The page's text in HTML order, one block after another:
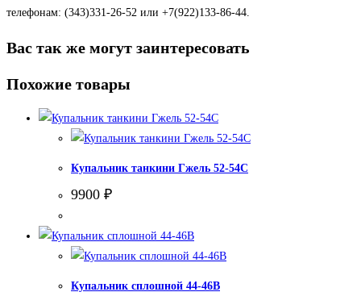
телефонам: (343)331-26-52 или +7(922)133-86-44.
Вас так же могут заинтересовать
Похожие товары
Купальник танкини Гжель 52-54С
9900 ₽
Купальник сплошной 44-46В